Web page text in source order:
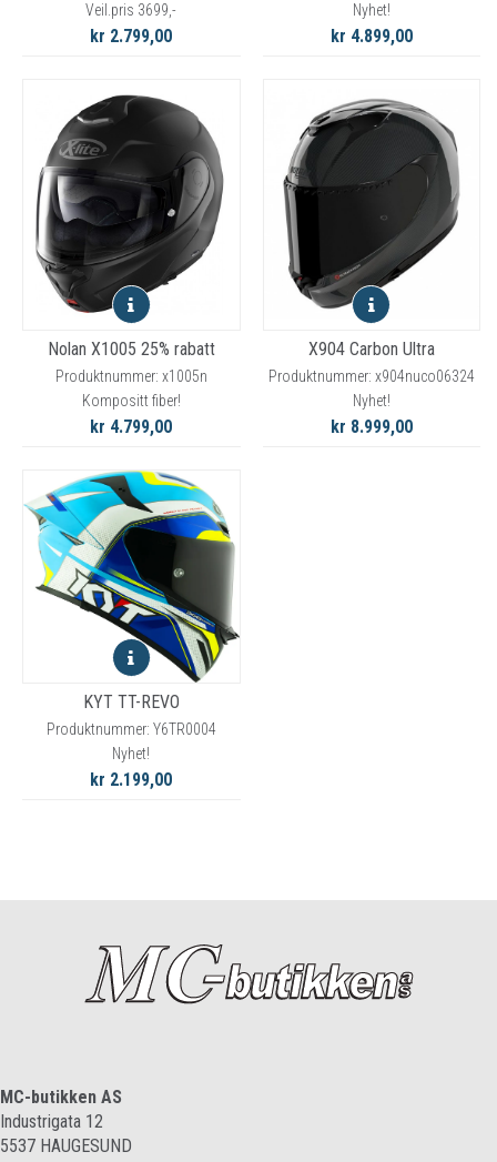
Veil.pris 3699,-
kr 2.799,00
Nyhet!
kr 4.899,00
Nolan X1005 25% rabatt
Produktnummer: x1005n
Kompositt fiber!
kr 4.799,00
X904 Carbon Ultra
Produktnummer: x904nuco06324
Nyhet!
kr 8.999,00
KYT TT-REVO
Produktnummer: Y6TR0004
Nyhet!
kr 2.199,00
MC-butikken AS
Industrigata 12
5537 HAUGESUND